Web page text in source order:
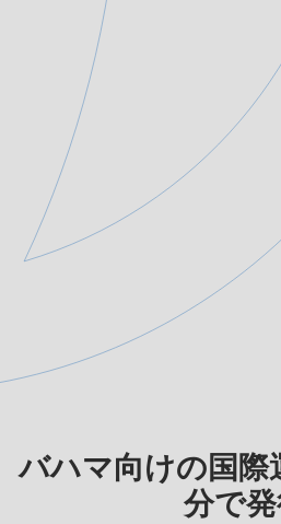
バハマ向けの国際
分で